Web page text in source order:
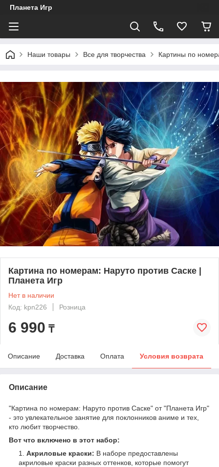
Планета Игр
Наши товары Все для творчества Картины по
Картина по номерам: Наруто против Саске |
Планета Игр
Нет в наличии
Код: kpn226
Розница
6 990 ₸
Описание Доставка Оплата Условия возврата
Описание
"Картина по номерам: Наруто против Саске" от "Планета Игр"
- это увлекательное занятие для поклонников аниме и тех,
кто любит творчество.
Вот что включено в этот набор:
Акриловые краски: В наборе предоставлены
акриловые краски разных оттенков, которые помогут